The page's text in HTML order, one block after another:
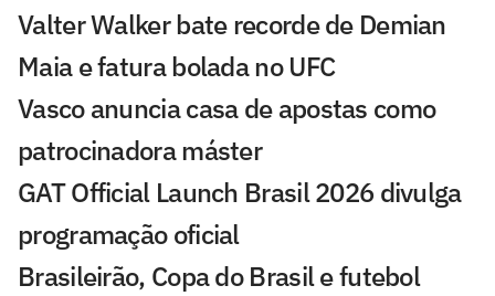
Valter Walker bate recorde de Demian
Maia e fatura bolada no UFC
Vasco anuncia casa de apostas como
patrocinadora máster
GAT Official Launch Brasil 2026 divulga
programação oficial
Brasileirão, Copa do Brasil e futebol